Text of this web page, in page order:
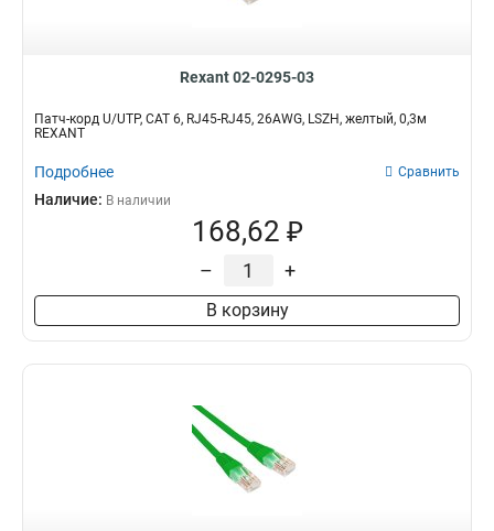
Rexant 02-0295-03
Патч-корд U/UTP, CAT 6, RJ45-RJ45, 26AWG, LSZH, желтый, 0,3м
REXANT
Подробнее Сравнить
Наличие: В наличии
168,62 ₽
– +
В корзину